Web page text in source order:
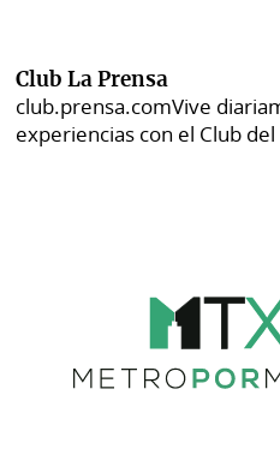
Club La Prensa
club.prensa.comVive
experiencias con el Club